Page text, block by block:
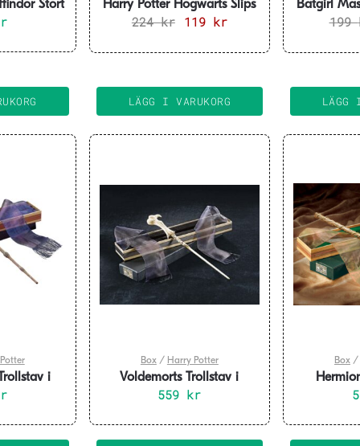
Stort
Harry Potter Hogwarts Slips
och Pin
224kr
Det
priset
224 kr.
119 krDet
nuvarande
priset
119 kr.
LÄGG I VARUKORG
Batgirl
199
LÄGG
i
Box
Box/ Harry Potter
Voldemorts Trollstav i
Ollivanders Box
559 kr
Box /